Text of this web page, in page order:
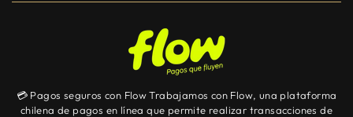
💳 Pagos seguros con Flow Trabajamos con Flow, una plataforma
chilena de pagos en línea que permite realizar transacciones de